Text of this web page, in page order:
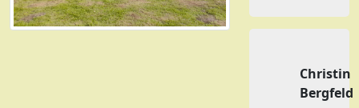
Christin
Bergfeld